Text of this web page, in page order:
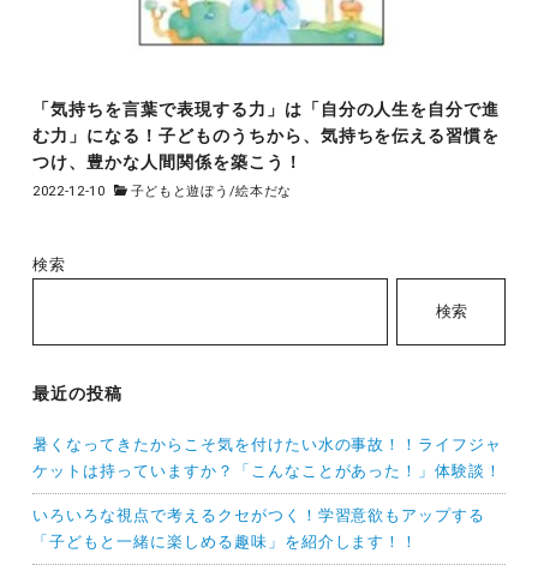
「気持ちを言葉で表現する力」は「自分の人生を自分で進
む力」になる！子どものうちから、気持ちを伝える習慣を
つけ、豊かな人間関係を築こう！
2022-12-10 子どもと遊ぼう /絵本だな
検索
検索
最近の投稿
暑くなってきたからこそ気を付けたい水の事故！！ライフジャ
ケットは持っていますか？「こんなことがあった！」体験談！
いろいろな視点で考えるクセがつく！学習意欲もアップする
「子どもと一緒に楽しめる趣味」を紹介します！！